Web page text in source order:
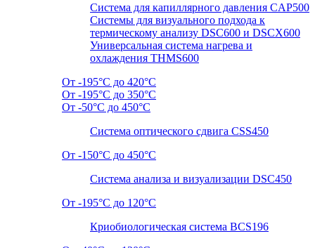
Система для капиллярного давления CAP500
Системы для визуального подхода к
термическому анализу DSC600 и DSCX600
Универсальная система нагрева и
охлаждения THMS600
От -195°C до 420°C
От -195°C до 350°C
От -50°C до 450°C
Система оптического сдвига CSS450
От -150°C до 450°C
Система анализа и визуализации DSC450
От -195°C до 120°C
Криобиологическая система BCS196